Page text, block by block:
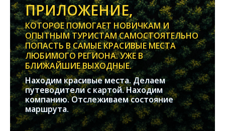
ПРИЛОЖЕНИЕ,
КОТОРОЕ ПОМОГАЕТ НОВИЧКАМ И
ОПЫТНЫМ ТУРИСТАМ САМОСТОЯТЕЛЬНО
ПОПАСТЬ В САМЫЕ КРАСИВЫЕ МЕСТА
ЛЮБИМОГО РЕГИОНА. УЖЕ В
БЛИЖАЙШИЕ ВЫХОДНЫЕ.
Находим красивые места. Делаем
путеводители с картой. Находим
компанию. Отслеживаем состояние
маршрута.